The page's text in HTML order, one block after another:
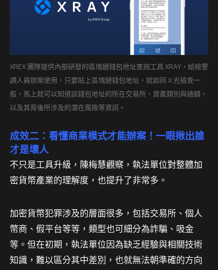
XREX 團隊提供內部研發的區塊鏈錢包地址查詢工具 XRAY，給檢警
調人員辦案使用，只要貼上區塊鏈錢包地址，就如同 X 光檢查一
般，馬上就可以知道該錢包地址的所在交易所、資產類別與總額，
以及其背後所涉及的潛在風險等資訊。
成效二：看懂商業模式才能辦案！一眼揪出誰
才是壞人
不只是工具升級，陳梅慧觀察，執法單位對整體加
密貨幣產業的理解度，也提升了非常多。
加密貨幣犯罪涉及的層面很多，包括交易所、個人
幣商、假平台等等，類型也可細分為詐騙、吸金
等。但在初期，執法單位因為缺乏經驗與相關技術
知識，難以區分其中差別，也就無法朝準確的方向